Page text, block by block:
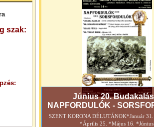
szak:
Június 20.
NAPFORDULÓK -
SZENT KORONA DÉLUTÁNOK*Január
*Április 25. *Május 16. *Június